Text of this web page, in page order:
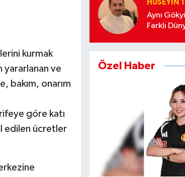
kurmak
yararlanan ve
bakım, onarım
göre katı
edilen ücretler
HÜSEYIN
Aynı
Farklı
Özel Haber